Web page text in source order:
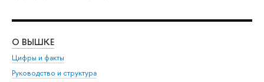
О ВЫШКЕ
Цифры и факты
Руководство и структура